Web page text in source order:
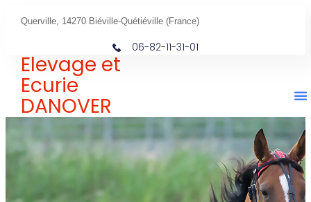
Querville, 14270 Biéville-Quétiéville (France)
06-82-11-31-01
Elevage et
Ecurie
DANOVER